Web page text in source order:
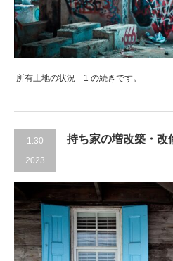
所有土地の状況 1 の続きです。
1.30
2023
持ち家の増改築・